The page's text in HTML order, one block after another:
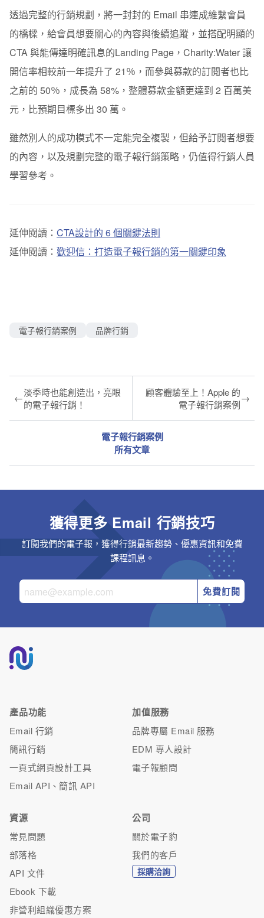
透過完整的行銷規劃，將一封封的 Email 串連成維繫會員
的橋樑，給會員想要關心的內容與後續追蹤，並搭配明顯的
CTA 與能傳達明確訊息的Landing Page，Charity:Water 讓
開信率相較前一年提升了 21％，而參與募款的訂閱者也比
之前的 50％，成長為 58%，整體募款金額更達到 2 百萬美
元，比預期目標多出 30 萬。
雖然別人的成功模式不一定能完全複製，但給予訂閱者想要
的內容，以及規劃完整的電子報行銷策略，仍值得行銷人員
學習參考。
延伸閱讀： CTA設計的 6 個關鍵法則
延伸閱讀： 歡迎信：打造電子報行銷的第一關鍵印象
電子報行銷案例 品牌行銷
←淡季時也能創造出，亮眼
的電子報行銷！
電子報行銷案例
所有文章
顧客體驗至上！Apple 的
電子報行銷案例→
獲得更多 Email 行銷技巧
訂閱我們的電子報，獲得行銷最新趨勢、優惠資訊和免費
課程訊息。
免費訂閱
產品功能
Email 行銷
簡訊行銷
一頁式網頁設計工具
Email API、簡訊 API
加值服務
品牌專屬 Email 服務
EDM 專人設計
電子報顧問
資源
常見問題
部落格
API 文件
Ebook 下載
非營利組織優惠方案
公司
關於電子豹
我們的客戶
採購洽詢